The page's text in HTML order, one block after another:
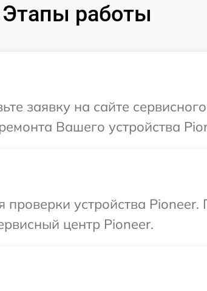
Этапы работы
заявку на сайте
Вашего устройства
устройства Pioneer.
центр Pioneer.